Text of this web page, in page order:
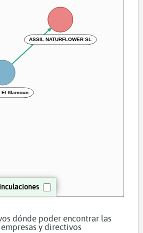
ASSIL NATURFLOWER SL
El Mamoun
dónde poder encontrar las
y directivos